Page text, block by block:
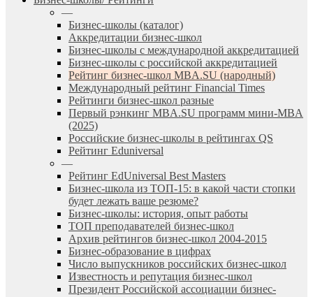
—
Бизнес-школы (каталог)
Аккредитации бизнес-школ
Бизнес-школы с международной аккредитацией
Бизнес-школы с российской аккредитацией
Рейтинг бизнес-школ MBA.SU (народный)
Международный рейтинг Financial Times
Рейтинги бизнес-школ разные
Первый рэнкинг MBA.SU программ мини-MBA
(2025)
Российские бизнес-школы в рейтингах QS
Рейтинг Eduniversal
—
Рейтинг EdUniversal Best Masters
Бизнес-школа из ТОП-15: в какой части стопки
будет лежать ваше резюме?
Бизнес-школы: история, опыт работы
ТОП преподавателей бизнес-школ
Архив рейтингов бизнес-школ 2004-2015
Бизнес-образование в цифрах
Число выпускников российских бизнес-школ
Известность и репутация бизнес-школ
Президент Российской ассоциации бизнес-